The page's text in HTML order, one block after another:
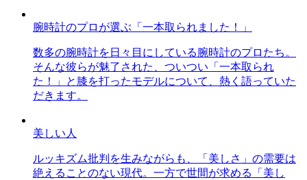
腕時計のプロが選ぶ「一本取られました！」
数多の腕時計を日々目にしている腕時計のプロたち。
そんな彼らが魅了された、ついつい「一本取られ
た！」と膝を打ったモデルについて、熱く語っていた
だきます。
美しい人
ルッキズム批判を生みながらも、「美しさ」の需要は
絶えることのない現代。一方で世間が求める「美し